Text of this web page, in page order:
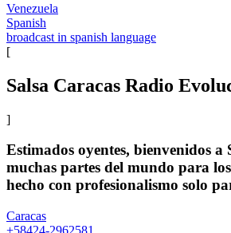
Venezuela
Spanish
broadcast in spanish language
[
Salsa Caracas Radio
]
Estimados oyentes, bienvenidos
muchas partes del mundo para
hecho con profesionalismo solo
Caracas